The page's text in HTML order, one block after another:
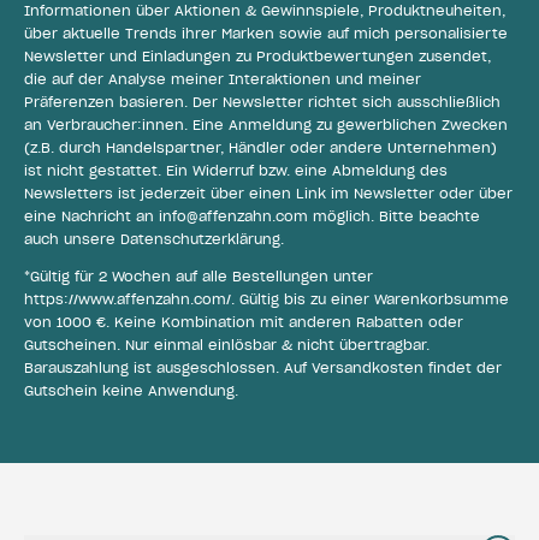
Informationen über Aktionen & Gewinnspiele, Produktneuheiten,
über aktuelle Trends ihrer Marken sowie auf mich personalisierte
Newsletter und Einladungen zu Produktbewertungen zusendet,
die auf der Analyse meiner Interaktionen und meiner
Präferenzen basieren. Der Newsletter richtet sich ausschließlich
an Verbraucher:innen. Eine Anmeldung zu gewerblichen Zwecken
(z.B. durch Handelspartner, Händler oder andere Unternehmen)
ist nicht gestattet. Ein Widerruf bzw. eine Abmeldung des
Newsletters ist jederzeit über einen Link im Newsletter oder über
eine Nachricht an info@affenzahn.com möglich. Bitte beachte
auch unsere Datenschutzerklärung.
*Gültig für 2 Wochen auf alle Bestellungen unter
https://www.affenzahn.com/. Gültig bis zu einer Warenkorbsumme
von 1000 €. Keine Kombination mit anderen Rabatten oder
Gutscheinen. Nur einmal einlösbar & nicht übertragbar.
Barauszahlung ist ausgeschlossen. Auf Versandkosten findet der
Gutschein keine Anwendung.